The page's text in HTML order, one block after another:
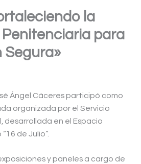
la
Penitenciaria para
Segura»
Ángel Cáceres participó como
organizada por el Servicio
desarrollada en el Espacio
de Julio”.
y paneles a cargo de